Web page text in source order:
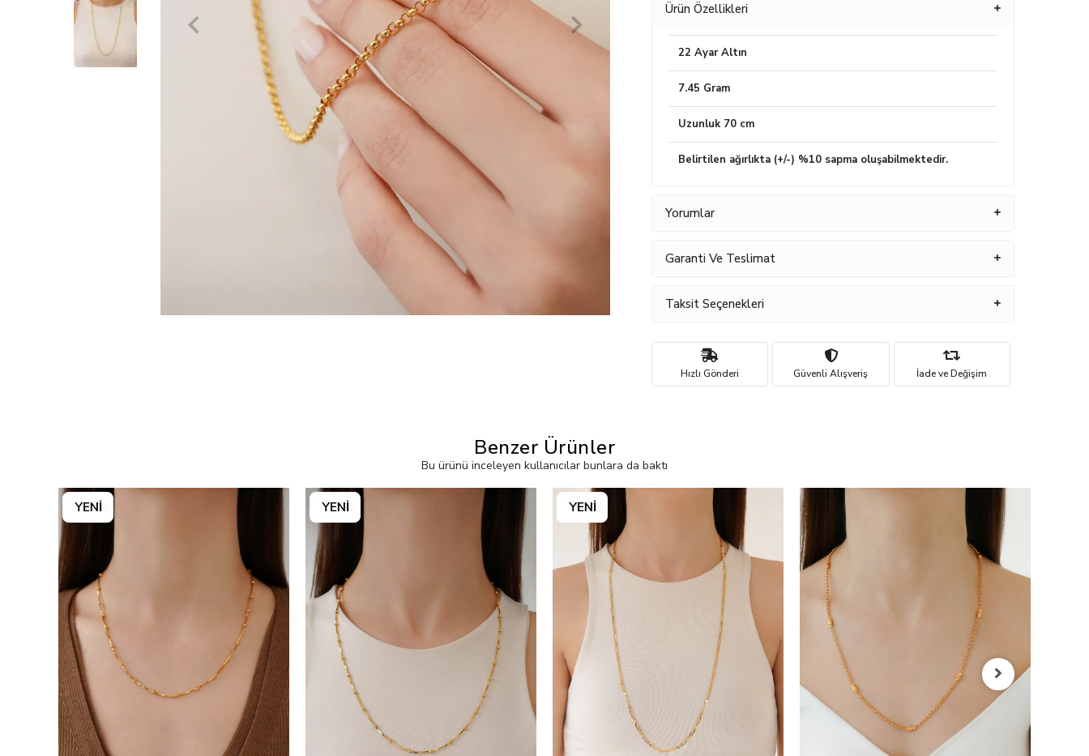
Ürün Özellikleri
22 Ayar Altın
7.45 Gram
Uzunluk 70 cm
Belirtilen ağırlıkta (+/-) %10 sapma oluşabilmektedir.
Yorumlar
Garanti Ve Teslimat
Taksit Seçenekleri
Hızlı Gönderi Güvenli Alışveriş İade ve Değişim
Benzer Ürünler
Bu ürünü inceleyen kullanıcılar bunlara da baktı